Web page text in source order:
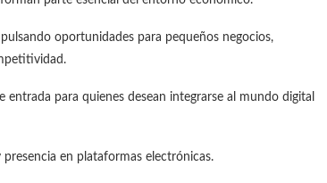
oportunidades para pequeños negocios,
para quienes desean integrarse al mundo digital
en plataformas electrónicas.